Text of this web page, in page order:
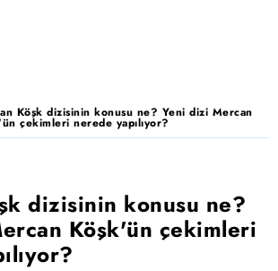
Köşk dizisinin konusu ne? Yeni dizi Mercan
çekimleri nerede yapılıyor?
dizisinin konusu ne?
Köşk'ün çekimleri